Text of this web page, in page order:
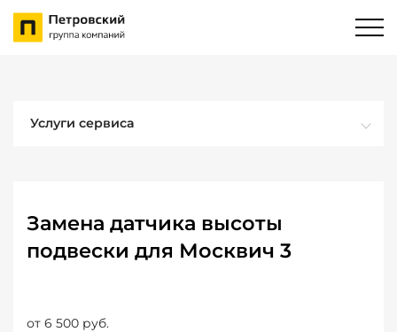
Услуги сервиса
Замена датчика высоты
подвески для Москвич 3
от 6 500 руб.